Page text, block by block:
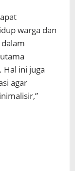
warga dan
ini juga
agar